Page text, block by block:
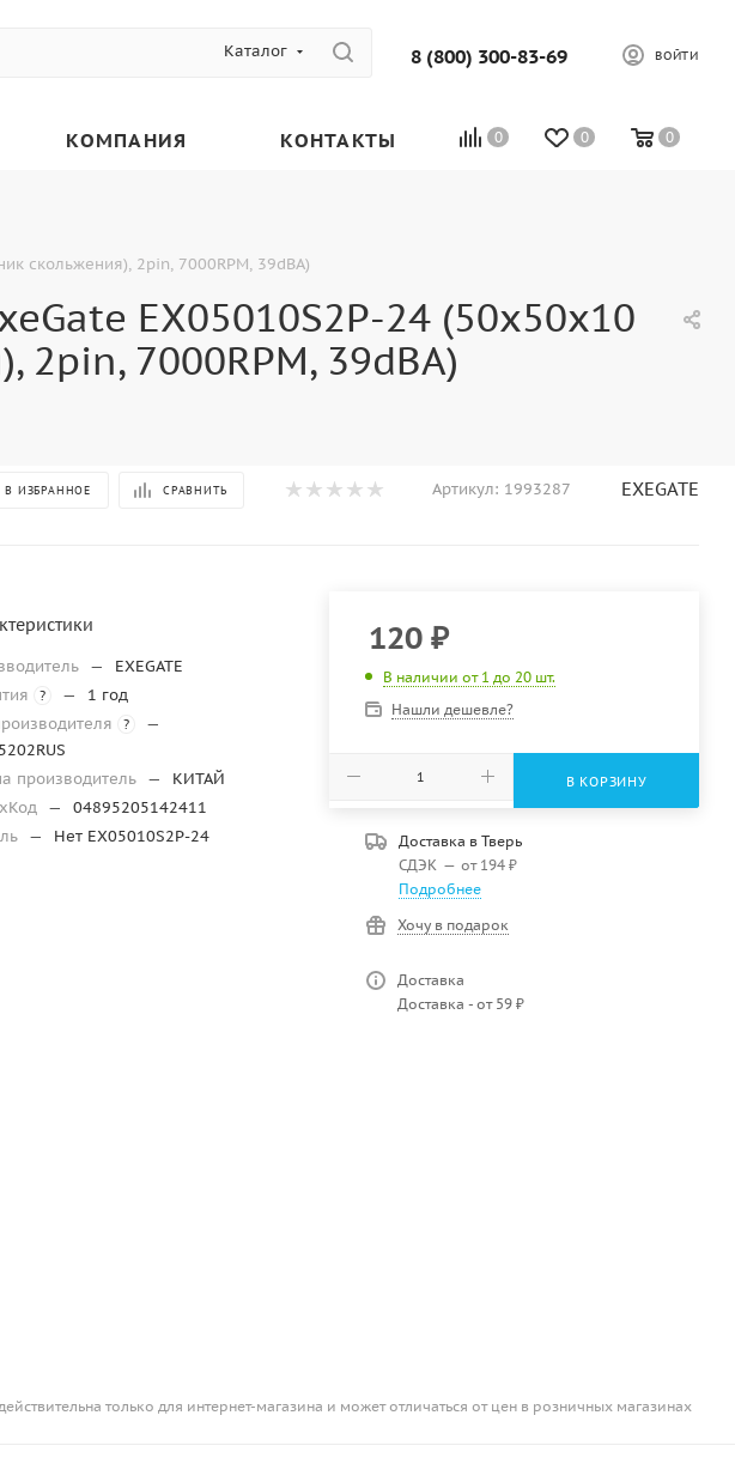
Каталог 8 (800) 300-83-69 ВОЙТИ
0 0 0
КОМПАНИЯ КОНТАКТЫ
скольжения), 2pin, 7000RPM, 39dBA)
EX05010S2P-24 (50x50x10
7000RPM, 39dBA)
В ИЗБРАННОЕ СРАВНИТЬ Артикул: 1993287 EXEGATE
—
EXEGATE
? —
1 год
?
—
производитель —
КИТАЙ
—
04895205142411
— Нет EX05010S2P-24
120₽
В наличии от 1 до 20 шт.
Нашли дешевле?
В КОРЗИНУ
Доставка в Тверь
СДЭК — от 194 ₽
Подробнее
Хочу в подарок
Доставка
Доставка - от 59 ₽
только для интернет-магазина и может отличаться от цен в розничных магазинах